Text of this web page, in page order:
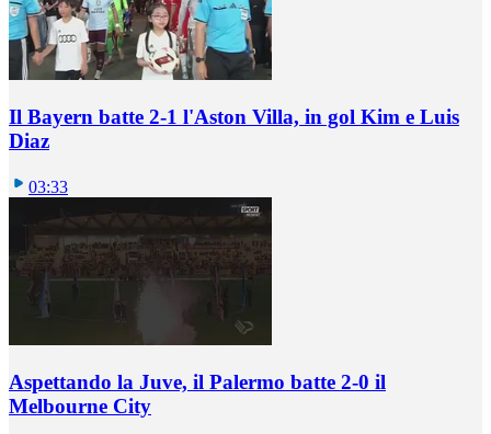
Il Bayern batte 2-1 l'Aston Villa, in gol Kim e Luis
Diaz
03:33
Aspettando la Juve, il Palermo batte 2-0 il
Melbourne City